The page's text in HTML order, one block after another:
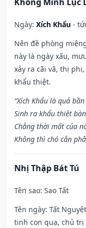
Ngày: Xích Khẩu -
Nên đề phòng
này là ngày xấu,
xảy ra cãi vã, thị
khẩu thiệt.
“Xích Khẩu là quả
Sinh ra khẩu thiệt
Chẳng thời mất của
Không thì chó cắn
Nhị Thập Bát Tú
Tên sao: Sao Tất
Tên ngày: Tất
tinh con quạ, chủ trị